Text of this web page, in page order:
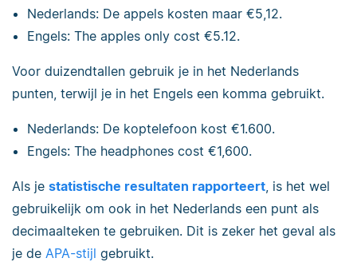
Nederlands: De appels kosten maar €5,12.
Engels: The apples only cost €5.12.
Voor duizendtallen gebruik je in het Nederlands
punten, terwijl je in het Engels een komma gebruikt.
Nederlands: De koptelefoon kost €1.600.
Engels: The headphones cost €1,600.
Als je statistische resultaten rapporteert, is het wel
gebruikelijk om ook in het Nederlands een punt als
decimaalteken te gebruiken. Dit is zeker het geval als
je de APA-stijl gebruikt.